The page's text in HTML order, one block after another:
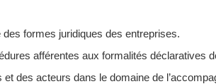
formes juridiques des entreprises.
afférentes aux formalités déclaratives
des acteurs dans le domaine de